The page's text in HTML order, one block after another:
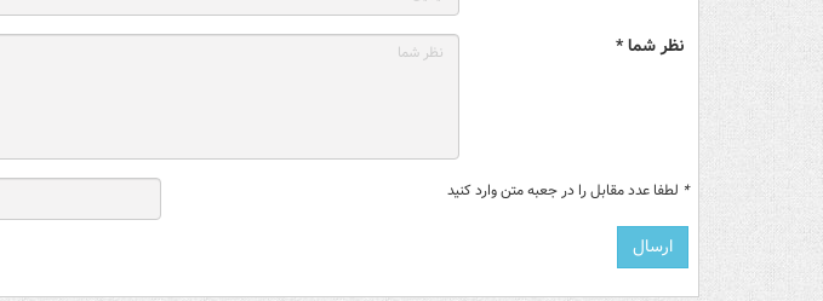
نظر شما *
* لطفا عدد مقابل را در جعبه متن وارد کنید